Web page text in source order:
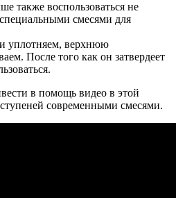
также воспользоваться не
смесями для
уплотняем, верхнюю
После того как он затвердеет
в помощь видео в этой
ступеней современными смесями.